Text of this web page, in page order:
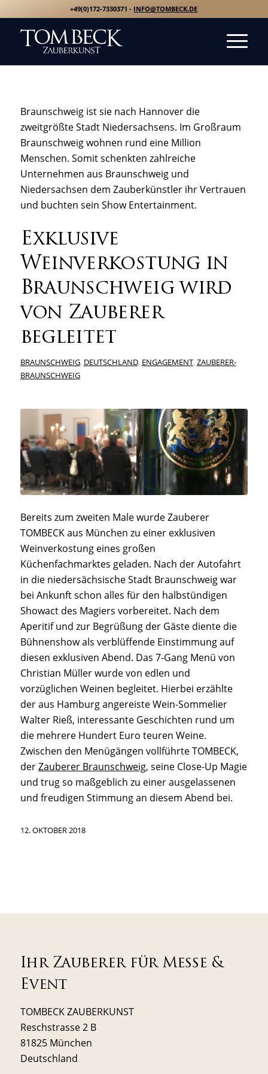
+49(0)172-7330371 - INFO@TOMBECK.DE
Braunschweig ist sie nach Hannover die
zweitgrößte Stadt Niedersachsens. Im Großraum
Braunschweig wohnen rund eine Million
Menschen. Somit schenkten zahlreiche
Unternehmen aus Braunschweig und
Niedersachsen dem Zauberkünstler ihr Vertrauen
und buchten sein Show Entertainment.
Exklusive
Weinverkostung in
Braunschweig wird
von Zauberer
begleitet
BRAUNSCHWEIG, DEUTSCHLAND, ENGAGEMENT,ZAUBERER-
BRAUNSCHWEIG
Bereits zum zweiten Male wurde Zauberer
TOMBECK aus München zu einer exklusiven
Weinverkostung eines großen
Küchenfachmarktes geladen. Nach der Autofahrt
in die niedersächsische Stadt Braunschweig war
bei Ankunft schon alles für den halbstündigen
Showact des Magiers vorbereitet. Nach dem
Aperitif und zur Begrüßung der Gäste diente die
Bühnenshow als verblüffende Einstimmung auf
diesen exklusiven Abend. Das 7-Gang Menü von
Christian Müller wurde von edlen und
vorzüglichen Weinen begleitet. Hierbei erzählte
der aus Hamburg angereiste Wein-Sommelier
Walter Rieß, interessante Geschichten rund um
die mehrere Hundert Euro teuren Weine.
Zwischen den Menügängen vollführte TOMBECK,
derZauberer Braunschweig, seine Close-Up Magie
und trug so maßgeblich zu einer ausgelassenen
und freudigen Stimmung an diesem Abend bei.
12. OKTOBER 2018
Ihr Zauberer für Messe &
Event
TOMBECK ZAUBERKUNST
Reschstrasse 2 B
81825 München
Deutschland